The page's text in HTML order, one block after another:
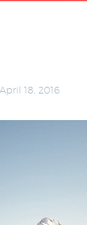
April 18, 2016